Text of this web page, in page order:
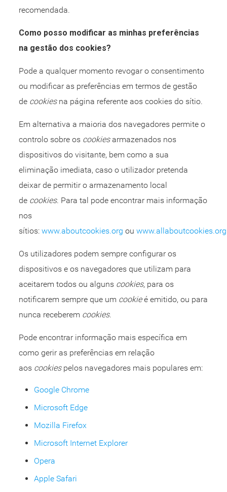
recomendada.
Como posso modificar as minhas preferências
na gestão dos cookies?
Pode a qualquer momento revogar o consentimento
ou modificar as preferências em termos de gestão
de cookiesna página referente aos cookies do sítio.
Em alternativa a maioria dos navegadores permite o
controlo sobre os cookiesarmazenados nos
dispositivos do visitante, bem como a sua
eliminação imediata, caso o utilizador pretenda
deixar de permitir o armazenamento local
de cookies. Para tal pode encontrar mais informação
nos
sítios: www.aboutcookies.org ou www.allaboutcookies.org
Os utilizadores podem sempre configurar os
dispositivos e os navegadores que utilizam para
aceitarem todos ou alguns cookies, para os
notificarem sempre que um cookieé emitido, ou para
nunca receberem cookies.
Pode encontrar informação mais específica em
como gerir as preferências em relação
aos cookiespelos navegadores mais populares em:
Google Chrome
Microsoft Edge
Mozilla Firefox
Microsoft Internet Explorer
Opera
Apple Safari